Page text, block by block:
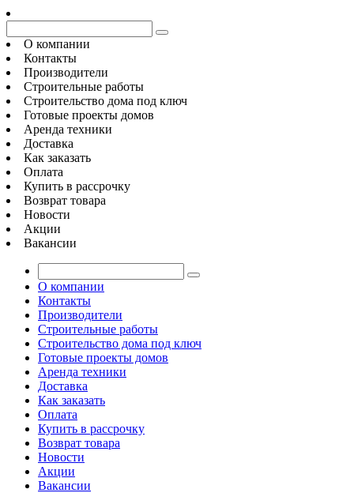
О компании
Контакты
Производители
Строительные работы
Строительство дома под ключ
Готовые проекты домов
Аренда техники
Доставка
Как заказать
Оплата
Купить в рассрочку
Возврат товара
Новости
Акции
Вакансии
О компании
Контакты
Производители
Строительные работы
Строительство дома под ключ
Готовые проекты домов
Аренда техники
Доставка
Как заказать
Оплата
Купить в рассрочку
Возврат товара
Новости
Акции
Вакансии